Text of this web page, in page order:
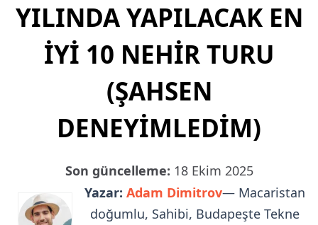
YILINDA YAPILACAK EN
İYI 10 NEHIR TURU
(ŞAHSEN
DENEYIMLEDIM)
Son güncelleme: 18 Ekim 2025
Yazar: Adam Dimitrov— Macaristan
doğumlu, Sahibi, Budapeşte Tekne